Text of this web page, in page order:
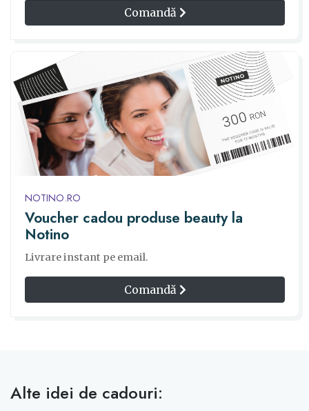
Comandă
NOTINO.RO
Voucher cadou produse beauty la
Notino
Livrare instant pe email.
Comandă
Alte idei de cadouri: